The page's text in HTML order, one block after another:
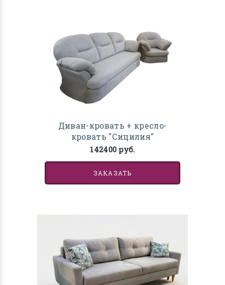
Диван-кровать + кресло-
кровать "Сицилия"
142400 руб.
ЗАКАЗАТЬ